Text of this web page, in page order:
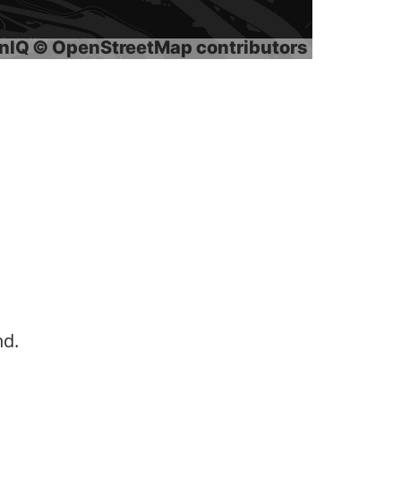
© OpenStreetMap contributors